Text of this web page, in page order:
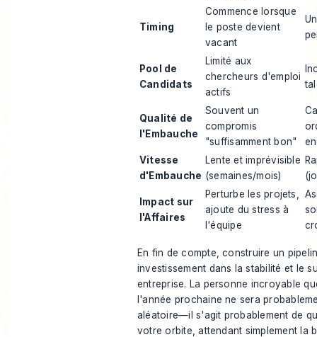
Timing
Commence lorsque
le poste devient
vacant
Pool de
Candidats
Limité aux
chercheurs d'emploi
actifs
Qualité de
l'Embauche
Souvent un
compromis
"suffisamment bon"
Vitesse
d'Embauche
Lente et imprévisible
(semaines/mois)
Impact sur
l'Affaires
Perturbe les projets,
ajoute du stress à
l'équipe
En fin de compte, construire un
investissement dans la stabilité et le
entreprise. La personne incroyable
l'année prochaine ne sera
aléatoire—il s'agit probablement de
votre orbite, attendant simplement la